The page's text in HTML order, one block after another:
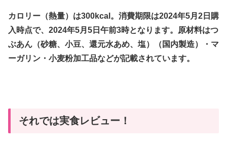
カロリー（熱量）は300kcal。消費期限は2024年5月2日購
入時点で、2024年5月5日午前3時となります。原材料はつ
ぶあん（砂糖、小豆、還元水あめ、塩）（国内製造）・マ
ーガリン・小麦粉加工品などが記載されています。
それでは実食レビュー！